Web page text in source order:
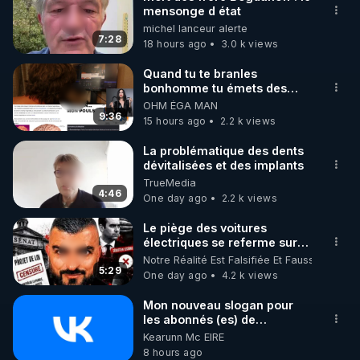
🌱 INSTAGRAM
https://www.instagram.com/rdlr_thierrycasasnovas/
http://rgnr.li/instagram
🌱 LA NEWSLETTER
Pour ne pas rater l’actualité RGNR (stages,
http://rgnr.li/news
🌱 VIDÉOS NON CENSURÉES SUR ODYSEE
Toutes les vidéos Youtube sont aussi sur la
http://rgnr.li/odysee
🌱 LES STAGES EN PRÉSENTIEL
http://rgnr.li/stages
7:28
mensonge d état
michel lanceur alerte
18 hours ago
3.0 k views
9:36
Quand tu te branles
bonhomme tu émets des
ondes ils ont juste omis de
t'expliquer
OHM ÉGA MAN
15 hours ago
2.2 k views
4:46
La problématique des dents
dévitalisées et des implants
TrueMedia
One day ago
2.2 k views
5:29
Le piège des voitures
électriques se referme sur
les usagers !
Notre Réalité Est Falsifiée Et Fausse
One day ago
4.2 k views
Mon nouveau slogan pour
les abonnés (es) de
CrowdBunker : "La gratuité,
c'est pour vous. Le travail,
Kearunn Mc EIRE
8 hours ago